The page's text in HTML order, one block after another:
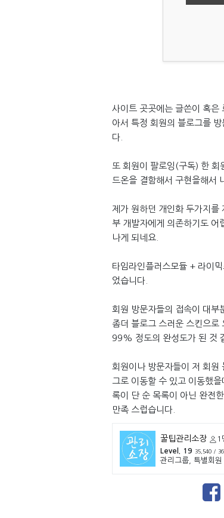
사이트 곳곳에는 글쓴이 혹은
아서 특정 회원의 블로그를
다.
또 회원이 팔로잉(구독) 한 회
드온을 결함해서 구현을해서
제가 원하던 개인화 두가지를
부 개발자에게 의존하기도 어
나게 되네요.
타임라인플러스모듈 + 라이
었습니다.
회원 방문자들의 접속이 대부
좀더 블로그 스러운 스킨으로
99% 정도의 완성도가 된 것
회원이나 방문자들이 저 회원
그로 이동할 수 있고 이동했
록이 단 순 목록이 아닌 완전
만족 스럽습니다.
꿀팁관리소장
1
Level. 19
35,540 /
관리그룹, 특별회원